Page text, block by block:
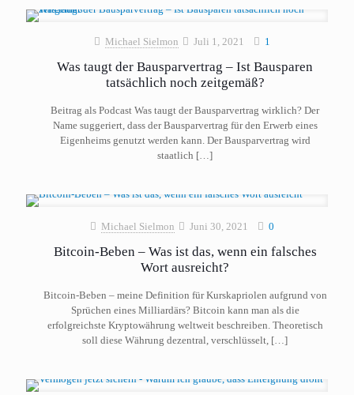
Michael Sielmon Juli 1, 2021 1
Was taugt der Bausparvertrag – Ist Bausparen
tatsächlich noch zeitgemäß?
Beitrag als Podcast Was taugt der Bausparvertrag wirklich? Der
Name suggeriert, dass der Bausparvertrag für den Erwerb eines
Eigenheims genutzt werden kann. Der Bausparvertrag wird
staatlich […]
Michael Sielmon Juni 30, 2021 0
Bitcoin-Beben – Was ist das, wenn ein falsches
Wort ausreicht?
Bitcoin-Beben – meine Definition für Kurskapriolen aufgrund von
Sprüchen eines Milliardärs? Bitcoin kann man als die
erfolgreichste Kryptowährung weltweit beschreiben. Theoretisch
soll diese Währung dezentral, verschlüsselt, […]